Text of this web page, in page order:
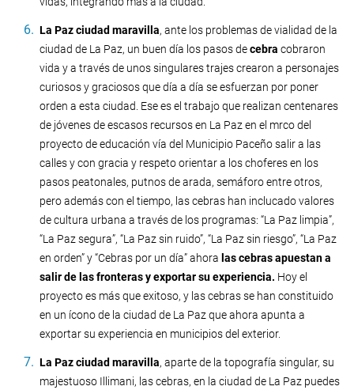
La Paz ciudad maravilla, ante los problemas de vialidad de la
ciudad de La Paz, un buen día los pasos decebra cobraron
vida y a través de unos singulares trajes crearon a personajes
curiosos y graciosos que día a día se esfuerzan por poner
orden a esta ciudad. Ese es el trabajo que realizan centenares
de jóvenes de escasos recursos en La Paz en el mrco del
proyecto de educación vía del Municipio Paceño salir a las
calles y con gracia y respeto orientar a los choferes en los
pasos peatonales, putnos de arada, semáforo entre otros,
pero además con el tiempo, las cebras han inclucado valores
de cultura urbana a través de los programas: “La Paz limpia”,
“La Paz segura”, “La Paz sin ruido”, “La Paz sin riesgo”, “La Paz
en orden” y “Cebras por un día” ahora las cebras apuestan a
salir de las fronteras y exportar su experiencia. Hoy el
proyecto es más que exitoso, y las cebras se han constituido
en un ícono de la ciudad de La Paz que ahora apunta a
exportar su experiencia en municipios del exterior.
La Paz ciudad maravilla, aparte de la topografía singular, su
majestuoso Illimani, las cebras, en la ciudad de La Paz puedes